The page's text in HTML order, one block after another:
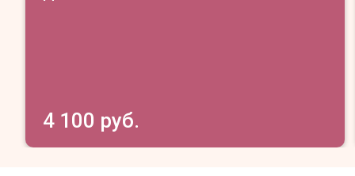
4 100 руб.